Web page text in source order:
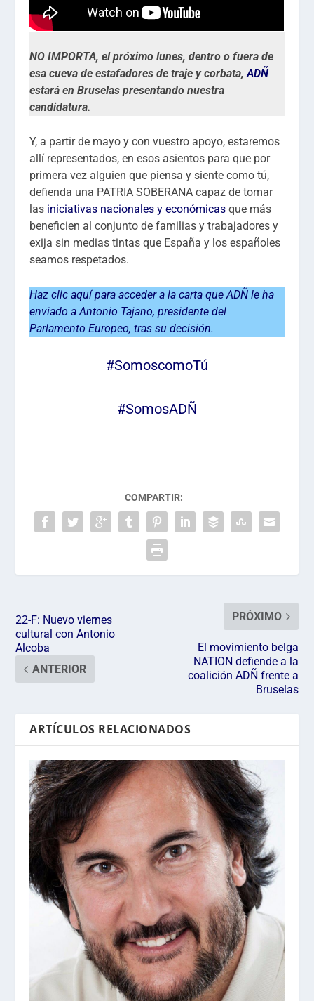
NO IMPORTA, el próximo lunes, dentro o fuera de
esa cueva de estafadores de traje y corbata,ADÑ
estará en Bruselas presentando nuestra
candidatura.
Y, a partir de mayo y con vuestro apoyo, estaremos
allí representados, en esos asientos para que por
primera vez alguien que piensa y siente como tú,
defienda una PATRIA SOBERANA capaz de tomar
las iniciativas nacionales y económicas que más
beneficien al conjunto de familias y trabajadores y
exija sin medias tintas que España y los españoles
seamos respetados.
Haz clic aquí para acceder a la carta que ADÑ le ha
enviado a Antonio Tajano, presidente del
Parlamento Europeo, tras su decisión.
#SomoscomoTú
#SomosADÑ
COMPARTIR:
22-F: Nuevo viernes
cultural con Antonio
Alcoba
ANTERIOR
PRÓXIMO
El movimiento belga
NATION defiende a la
coalición ADÑ frente a
Bruselas
ARTÍCULOS RELACIONADOS